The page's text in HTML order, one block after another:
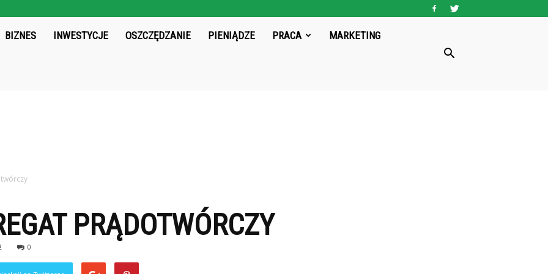
Echos.pl
BIZNES INWESTYCJE OSZCZĘDZANIE PIENIĄDZE PRACA MARKETING
PRĄDOTWÓRCZY
0